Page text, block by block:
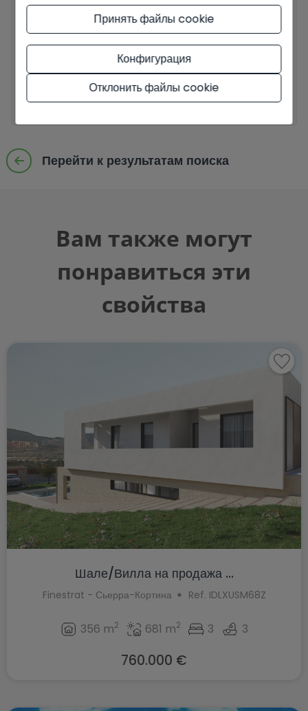
Я прочитал и принялОфициальное уведомление
конфиденциальности.
Я принимаю коммерческие рассылки
Отправить запрос
Перейти к результатам поиска
Вам также могут
понравиться эти
свойства
Шале/Вилла на продажа ...
Finestrat - Сьерра-Кортина Ref. IDLXUSM68Z
356 m2 681 m2 3 3
760.000 €
Принять файлы cookie
Конфигурация
Отклонить файлы cookie